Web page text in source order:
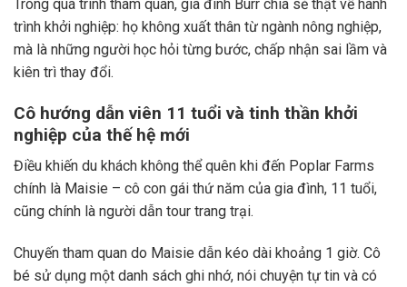
Trong quá trình tham quan, gia đình Burr chia sẻ thật về hành
trình khởi nghiệp: họ không xuất thân từ ngành nông nghiệp,
mà là những người học hỏi từng bước, chấp nhận sai lầm và
kiên trì thay đổi.
Cô hướng dẫn viên 11 tuổi và tinh thần khởi
nghiệp của thế hệ mới
Điều khiến du khách không thể quên khi đến Poplar Farms
chính là Maisie – cô con gái thứ năm của gia đình, 11 tuổi,
cũng chính là người dẫn tour trang trại.
Chuyến tham quan do Maisie dẫn kéo dài khoảng 1 giờ. Cô
bé sử dụng một danh sách ghi nhớ, nói chuyện tự tin và có